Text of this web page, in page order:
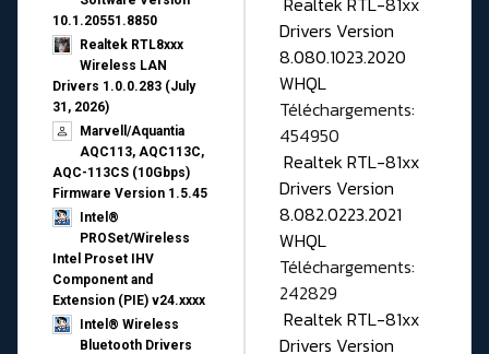
10.1.20551.8850
Realtek RTL8xxx
Wireless LAN
Drivers 1.0.0.283 (July
31, 2026)
Marvell/Aquantia
AQC113, AQC113C,
AQC-113CS (10Gbps)
Firmware Version 1.5.45
Intel®
PROSet/Wireless
Intel Proset IHV
Component and
Extension (PIE) v24.xxxx
Intel® Wireless
Bluetooth Drivers
Drivers Version
8.080.1023.2020
WHQL
Téléchargements:
454950
Realtek RTL-81xx
Drivers Version
8.082.0223.2021
WHQL
Téléchargements:
242829
Realtek RTL-81xx
Drivers Version